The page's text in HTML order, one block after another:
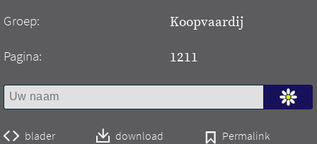
Groep: Koopvaardij
Pagina: 1211
blader download Permalink